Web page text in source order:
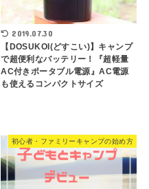
2019.07.30
【DOSUKOI(どすこい)】キャンプ
で超便利なバッテリー！『超軽量
AC付きポータブル電源』AC電源
も使えるコンパクトサイズ
初心者・ファミリーキャンプの始め方